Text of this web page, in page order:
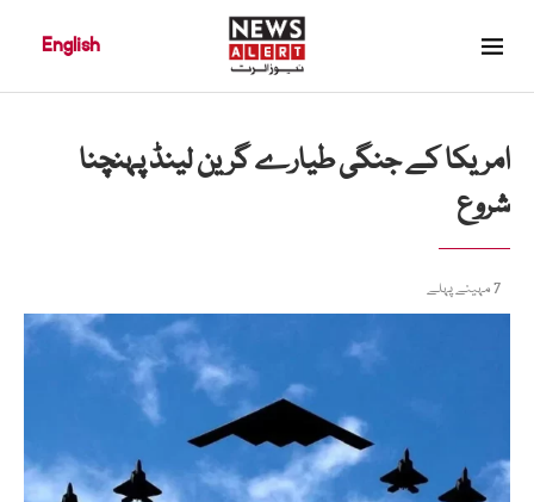
English
امریکا کے جنگی طیارے گرین لینڈ پہنچنا
شروع
7 مہینے پہلے